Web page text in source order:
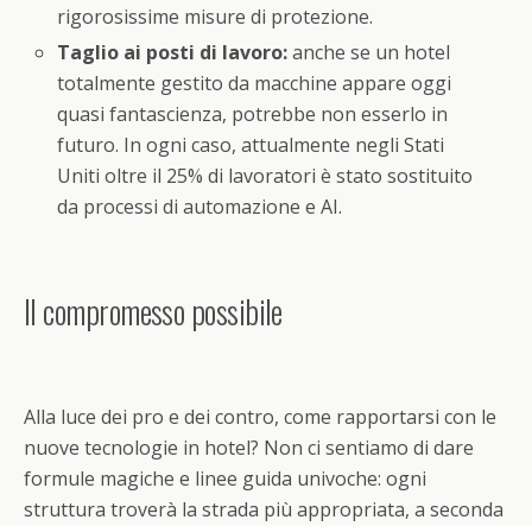
rigorosissime misure di protezione.
Taglio ai posti di lavoro:anche se un hotel
totalmente gestito da macchine appare oggi
quasi fantascienza, potrebbe non esserlo in
futuro. In ogni caso, attualmente negli Stati
Uniti oltre il 25% di lavoratori è stato sostituito
da processi di automazione e AI.
Il compromesso possibile
Alla luce dei pro e dei contro, come rapportarsi con le
nuove tecnologie in hotel? Non ci sentiamo di dare
formule magiche e linee guida univoche: ogni
struttura troverà la strada più appropriata, a seconda